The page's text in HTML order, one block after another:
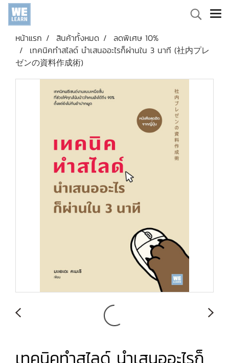
หน้าแรก สินค้าทั้งหมด
ลดพิเศษ 10%
เทคนิคทำสไลด์ นำเสนออะไรก็ผ่านใน 3 นาที (社内プレ
ゼンの資料作成術)